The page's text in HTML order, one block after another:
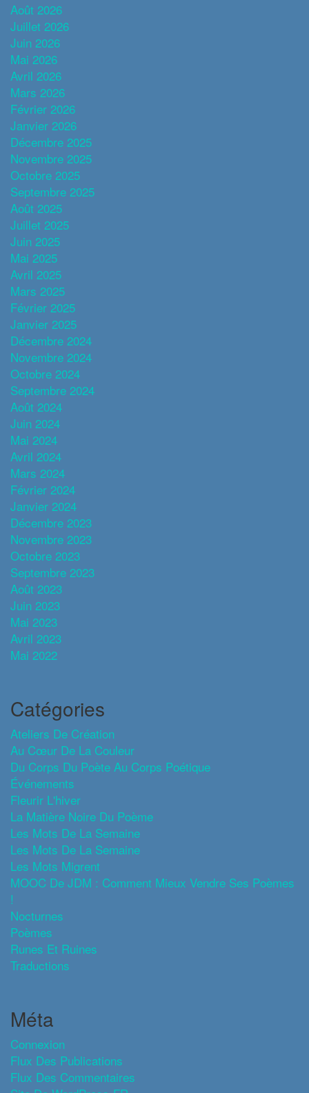
Août 2026
Juillet 2026
Juin 2026
Mai 2026
Avril 2026
Mars 2026
Février 2026
Janvier 2026
Décembre 2025
Novembre 2025
Octobre 2025
Septembre 2025
Août 2025
Juillet 2025
Juin 2025
Mai 2025
Avril 2025
Mars 2025
Février 2025
Janvier 2025
Décembre 2024
Novembre 2024
Octobre 2024
Septembre 2024
Août 2024
Juin 2024
Mai 2024
Avril 2024
Mars 2024
Février 2024
Janvier 2024
Décembre 2023
Novembre 2023
Octobre 2023
Septembre 2023
Août 2023
Juin 2023
Mai 2023
Avril 2023
Mai 2022
Catégories
Ateliers De Création
Au Cœur De La Couleur
Du Corps Du Poète Au Corps Poétique
Événements
Fleurir L'hiver
La Matière Noire Du Poème
Les Mots De La Semaine
Les Mots De La Semaine
Les Mots Migrent
MOOC De JDM : Comment Mieux Vendre Ses Poèmes
!
Nocturnes
Poèmes
Runes Et Ruines
Traductions
Méta
Connexion
Flux Des Publications
Flux Des Commentaires